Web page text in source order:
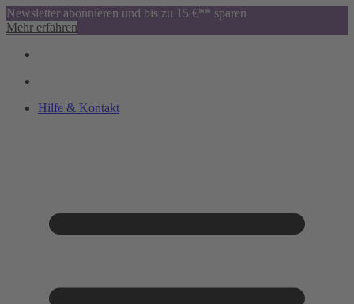
Newsletter abonnieren und bis zu 15 €** sparen
Mehr erfahren
Hilfe & Kontakt